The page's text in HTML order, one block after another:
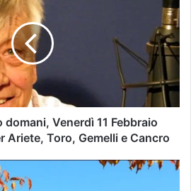
Venerdì 11 Febbraio
Ariete, Toro, Gemelli e Cancro